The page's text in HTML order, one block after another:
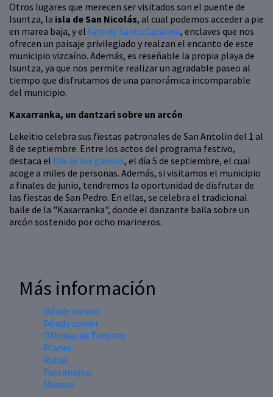
Otros lugares que merecen ser visitados son el puente de
Isuntza, la isla de San Nicolás, al cual podemos acceder a pie
en marea baja, y el faro de Santa Catalina, enclaves que nos
ofrecen un paisaje privilegiado y realzan el encanto de este
municipio vizcaíno. Además, es reseñable la propia playa de
Isuntza, ya que nos permite realizar un agradable paseo al
tiempo que disfrutamos de una panorámica incomparable
del municipio.
Kaxarranka, un dantzari sobre un arcón
Lekeitio celebra sus fiestas patronales de San Antolin del 1 al
8 de septiembre. Entre los actos del programa festivo,
destaca el Día de los gansos, el día 5 de septiembre, el cual
acoge a miles de personas. Además, si visitamos el municipio
a finales de junio, tendremos la oportunidad de disfrutar de
las fiestas de San Pedro. En ellas, se celebra el tradicional
baile de la "Kaxarranka", donde el danzante baila sobre un
arcón sostenido por ocho marineros.
Más información
Dónde dormir
Dónde comer
Oficinas de Turismo
Planes
Rutas
Patrimonio
Museos